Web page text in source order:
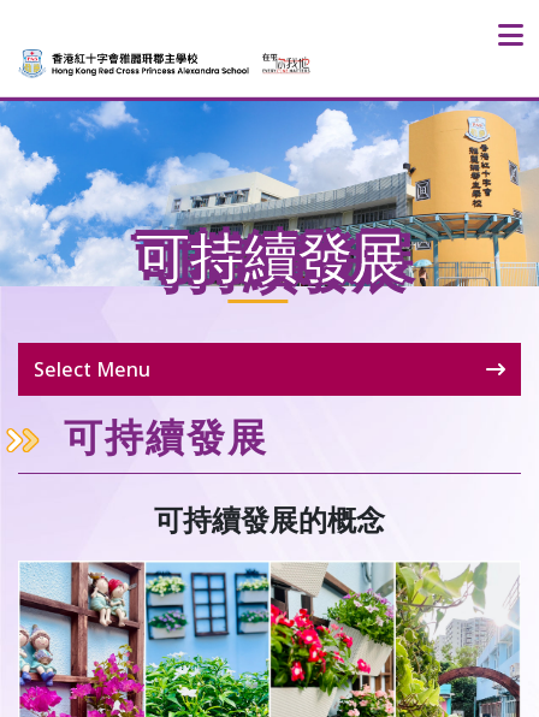
可持續發展
Select Menu
可持續發展
可持續發展的概念